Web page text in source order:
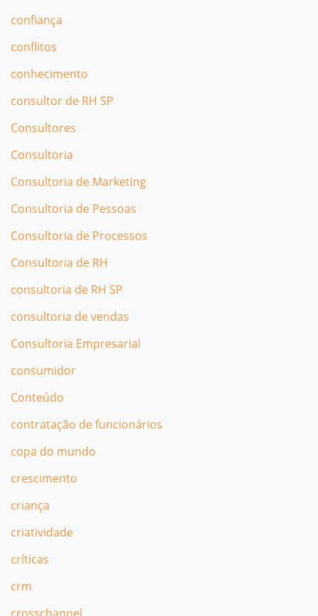
confiança
conflitos
conhecimento
consultor de RH SP
Consultores
Consultoria
Consultoria de Marketing
Consultoria de Pessoas
Consultoria de Processos
Consultoria de RH
consultoria de RH SP
consultoria de vendas
Consultoria Empresarial
consumidor
Conteúdo
contratação de funcionários
copa do mundo
crescimento
criança
criatividade
críticas
crm